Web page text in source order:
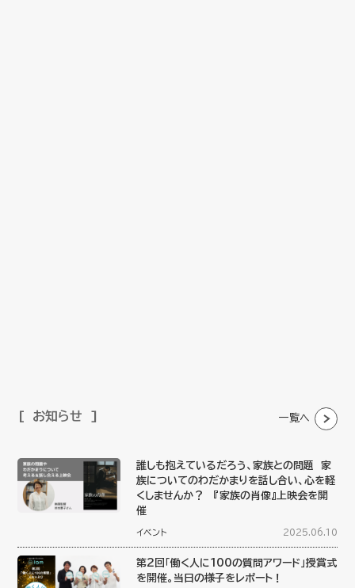
お知らせ 一覧へ
誰しも抱えているだろう、家族との問題 家
族についてのわだかまりを話し合い、心を軽
くしませんか？ 『家族の肖像』上映会を開
催
イベント 2025.06.10
第2回「働く人に100の質問アワード」授賞式
を開催。当日の様子をレポート！